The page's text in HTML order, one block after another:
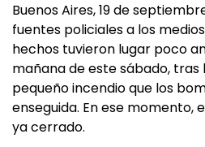
Buenos Aires, 19 de
fuentes policiales a los
hechos tuvieron lugar poco
mañana de este sábado, tras
pequeño incendio que los
enseguida. En ese momento,
ya cerrado.